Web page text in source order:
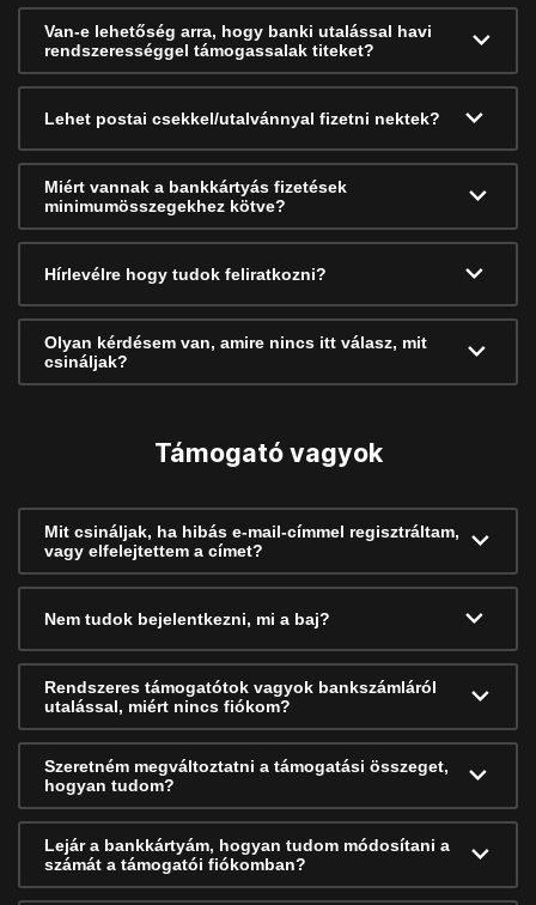
Van-e lehetőség arra, hogy banki utalással havi
rendszerességgel támogassalak titeket?
Lehet postai csekkel/utalvánnyal fizetni nektek?
Miért vannak a bankkártyás fizetések
minimumösszegekhez kötve?
Hírlevélre hogy tudok feliratkozni?
Olyan kérdésem van, amire nincs itt válasz, mit
csináljak?
Támogató vagyok
Mit csináljak, ha hibás e-mail-címmel regisztráltam,
vagy elfelejtettem a címet?
Nem tudok bejelentkezni, mi a baj?
Rendszeres támogatótok vagyok bankszámláról
utalással, miért nincs fiókom?
Szeretném megváltoztatni a támogatási összeget,
hogyan tudom?
Lejár a bankkártyám, hogyan tudom módosítani a
számát a támogatói fiókomban?